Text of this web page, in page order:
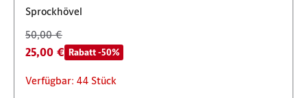
Sprockhövel
50,00 €
25,00 € Rabatt -50%
Verfügbar: 44 Stück